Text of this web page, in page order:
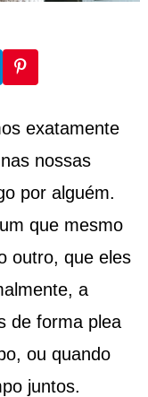
exatamente
nossas
por alguém.
que mesmo
outro, que eles
a
de forma plea
ou quando
juntos.